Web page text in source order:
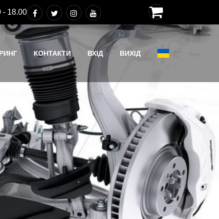
- 18.00
КОНТАКТИ ВХІД ВИХІД